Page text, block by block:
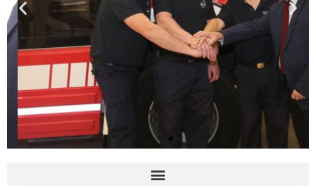
Slider 3 Überschrift